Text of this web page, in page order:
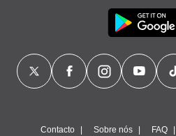
Contacto Sobre nós FAQ